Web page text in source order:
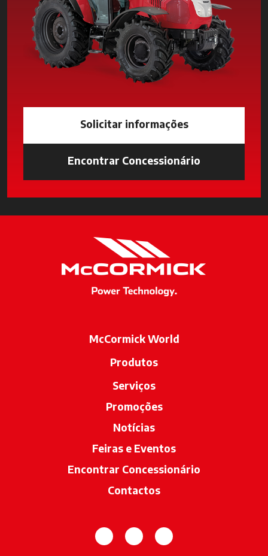
Solicitar informações
Encontrar Concessionário
McCormick World
Produtos
Serviços
Promoções
Notícias
Feiras e Eventos
Encontrar Concessionário
Contactos
opens in a new tab
opens in a new tab
opens in a new tab